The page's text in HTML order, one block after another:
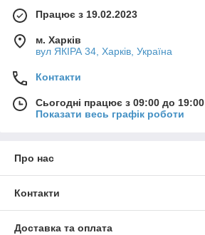
Працює з 19.02.2023
м. Харків
вул ЯКІРА 34, Харків, Україна
Контакти
Сьогодні працює з 09:00 до 19:00
Показати весь графік роботи
Про нас
Контакти
Доставка та оплата